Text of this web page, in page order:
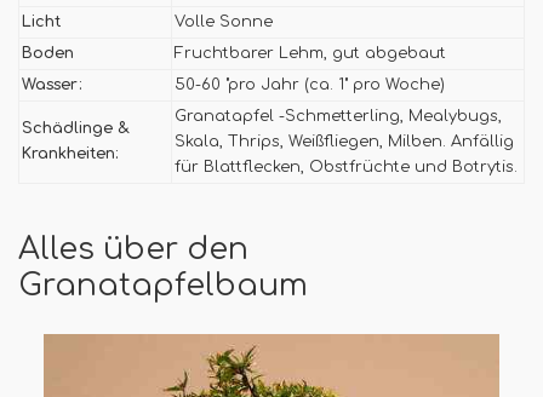
Licht
Volle Sonne
Boden
Fruchtbarer Lehm, gut abgebaut
Wasser:
50-60 "pro Jahr (ca. 1" pro Woche)
Schädlinge &
Krankheiten:
Granatapfel -Schmetterling, Mealybugs,
Skala, Thrips, Weißfliegen, Milben. Anfällig
für Blattflecken, Obstfrüchte und Botrytis.
Alles über den
Granatapfelbaum